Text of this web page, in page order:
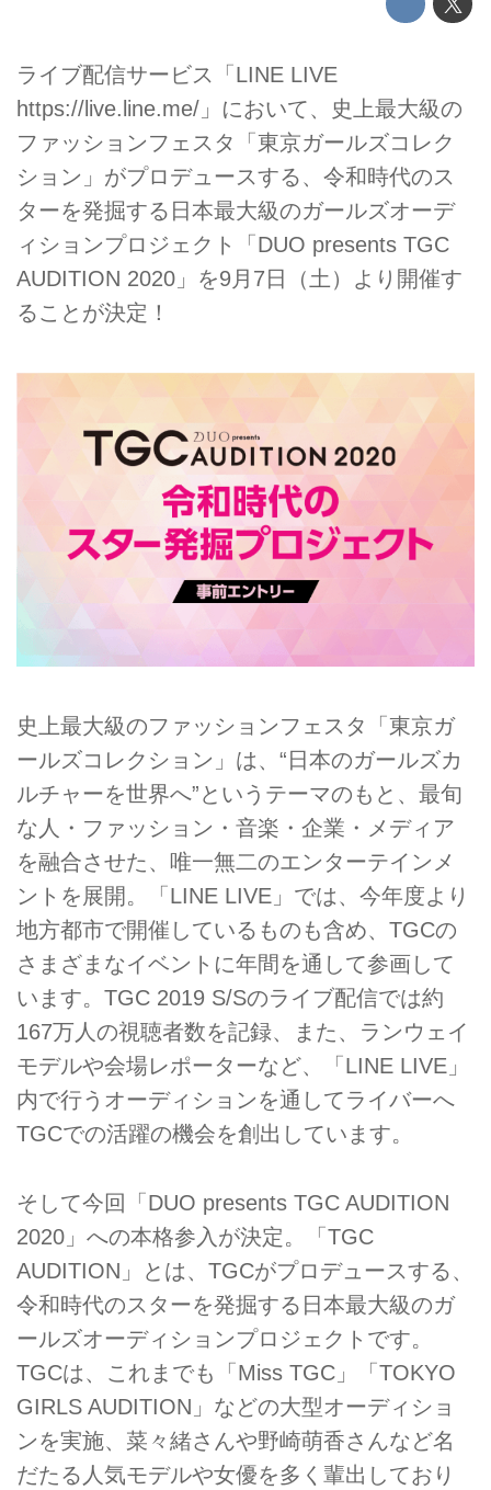
ライブ配信サービス「LINE LIVE
https://live.line.me/」において、史上最大級の
ファッションフェスタ「東京ガールズコレク
ション」がプロデュースする、令和時代のス
ターを発掘する日本最大級のガールズオーデ
ィションプロジェクト「DUO presents TGC
AUDITION 2020」を9月7日（土）より開催す
ることが決定！
史上最大級のファッションフェスタ「東京ガ
ールズコレクション」は、“日本のガールズカ
ルチャーを世界へ”というテーマのもと、最旬
な人・ファッション・音楽・企業・メディア
を融合させた、唯一無二のエンターテインメ
ントを展開。「LINE LIVE」では、今年度より
地方都市で開催しているものも含め、TGCの
さまざまなイベントに年間を通して参画して
います。TGC 2019 S/Sのライブ配信では約
167万人の視聴者数を記録、また、ランウェイ
モデルや会場レポーターなど、「LINE LIVE」
内で行うオーディションを通してライバーへ
TGCでの活躍の機会を創出しています。
そして今回「DUO presents TGC AUDITION
2020」への本格参入が決定。「TGC
AUDITION」とは、TGCがプロデュースする、
令和時代のスターを発掘する日本最大級のガ
ールズオーディションプロジェクトです。
TGCは、これまでも「Miss TGC」「TOKYO
GIRLS AUDITION」などの大型オーディショ
ンを実施、菜々緒さんや野崎萌香さんなど名
だたる人気モデルや女優を多く輩出しており